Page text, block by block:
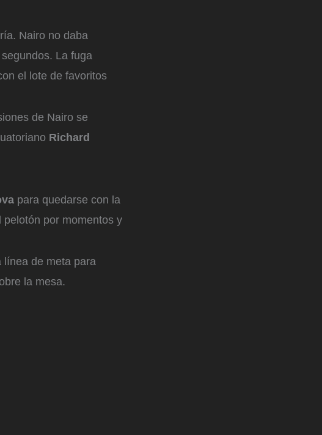
Nairo no daba
La fuga
el lote de favoritos
de Nairo se
Richard
para quedarse con la
pelotón por momentos y
línea de meta para
la mesa.